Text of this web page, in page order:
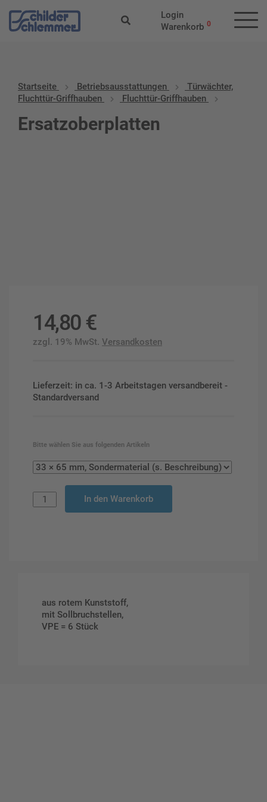
Login
Warenkorb 0
Startseite Betriebs­aus­stattungen
Türwächter,
Fluchttür-Griffhauben
Fluchttür-Griffhauben
Ersatzoberplatten
14,80 €
zzgl. 19% MwSt. Versandkosten
Lieferzeit: in ca. 1-3 Arbeitstagen versandbereit -
Standardversand
Bitte wählen Sie aus folgenden Artikeln
In den Warenkorb
aus rotem Kunststoff,
mit Sollbruchstellen,
VPE = 6 Stück